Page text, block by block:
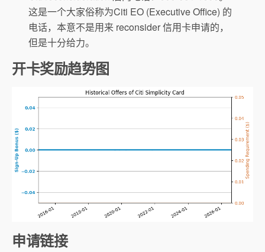
这是一个大家俗称为Citi EO (Executive Office) 的
电话，本意不是用来 reconsider 信用卡申请的，
但是十分给力。
开卡奖励趋势图
申请链接